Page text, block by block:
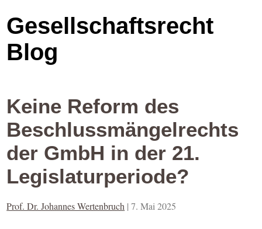
Gesellschaftsrecht
Blog
Keine Reform des
Beschlussmängelrechts
der GmbH in der 21.
Legislaturperiode?
Prof. Dr. Johannes Wertenbruch |7. Mai 2025